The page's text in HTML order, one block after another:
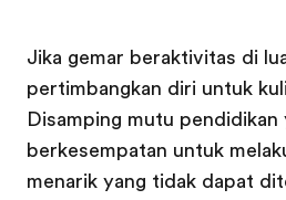
Cerita kami
Karir
Bergabung dengan tim kami
Jika gemar beraktivitas di
pertimbangkan diri untuk
Disamping mutu pendidikan
berkesempatan untuk
menarik yang tidak dapat